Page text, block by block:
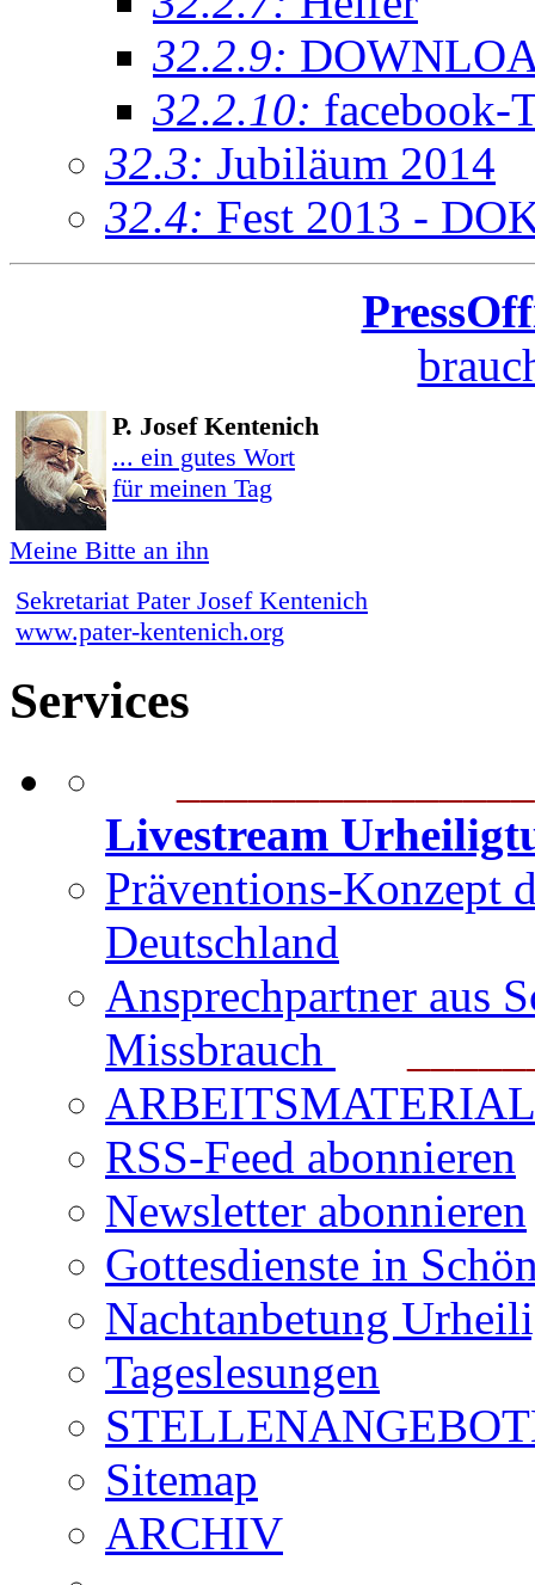
32.2.9:
32.2.10: facebook-
32.3: Jubiläum 2014
32.4: Fest 2013 -
P. Josef Kentenich
... ein gutes Wort
für meinen Tag
Meine Bitte an ihn
Sekretariat Pater Josef Kentenich
www.pater-kentenich.org
Services
Livestream
Präventions-Konzept
Deutschland
Ansprechpartner aus
Missbrauch
ARBEITSMATERIAL
RSS-Feed abonnieren
Newsletter abonnieren
Gottesdienste in
Nachtanbetung
Tageslesungen
Sitemap
ARCHIV